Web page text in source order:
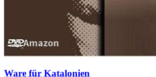
Ware für Katalonien